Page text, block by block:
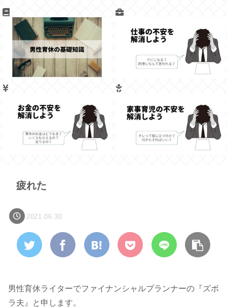
疲れた
2021.06.30
男性育休ライターでファイナンシャルプランナーの『ズボ
ラ夫』と申します。